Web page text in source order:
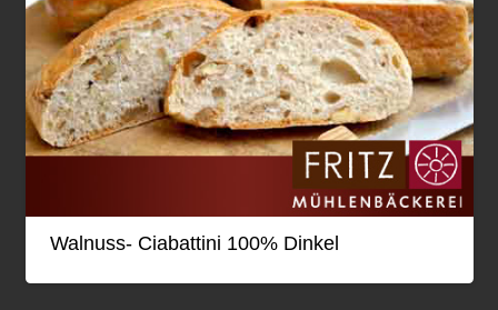
Walnuss- Ciabattini 100% Dinkel